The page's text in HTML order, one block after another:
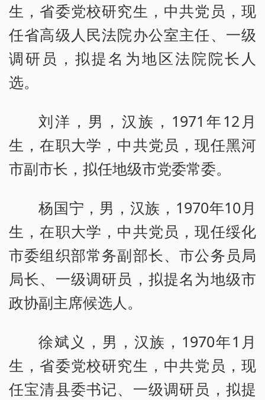
生，省委党校研究生，中共党员，现
任省高级人民法院办公室主任、一级
调研员，拟提名为地区法院院长人
选。
刘洋，男，汉族，1971年12月
生，在职大学，中共党员，现任黑河
市副市长，拟任地级市党委常委。
杨国宁，男，汉族，1970年10月
生，在职大学，中共党员，现任绥化
市委组织部常务副部长、市公务员局
局长、一级调研员，拟提名为地级市
政协副主席候选人。
徐斌义，男，汉族，1970年1月
生，省委党校研究生，中共党员，现
任宝清县委书记、一级调研员，拟提